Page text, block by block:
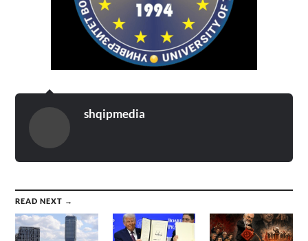
shqipmedia
READ NEXT →